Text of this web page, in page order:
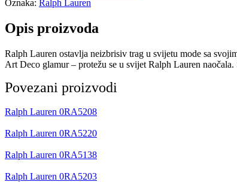
Oznaka: Ralph Lauren
Opis proizvoda
Ralph Lauren ostavlja neizbrisiv trag u svijetu mode sa
Art Deco glamur – protežu se u svijet Ralph Lauren
Povezani proizvodi
Ralph Lauren 0RA5208
Ralph Lauren 0RA5220
Ralph Lauren 0RA5138
Ralph Lauren 0RA5203